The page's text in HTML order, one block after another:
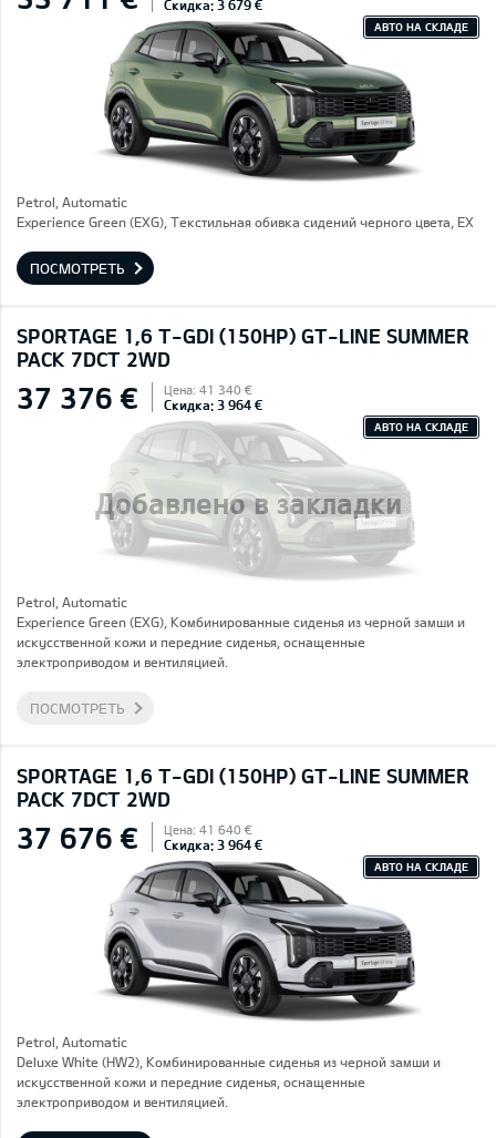
Скидка: 3 679 €
АВТО НА СКЛАДЕ
Petrol, Automatic
Experience Green (EXG), Текстильная обивка сидений черного цвета, EX
ПОСМОТРЕТЬ
SPORTAGE 1,6 T-GDI (150HP) GT-LINE SUMMER
PACK 7DCT 2WD
Добавлено в закладки
37 376 € Цена: 41 340 €
Скидка: 3 964 €
АВТО НА СКЛАДЕ
Petrol, Automatic
Experience Green (EXG), Комбинированные сиденья из черной замши и
искусственной кожи и передние сиденья, оснащенные
электроприводом и вентиляцией.
ПОСМОТРЕТЬ
SPORTAGE 1,6 T-GDI (150HP) GT-LINE SUMMER
PACK 7DCT 2WD
37 676 € Цена: 41 640 €
Скидка: 3 964 €
АВТО НА СКЛАДЕ
Petrol, Automatic
Deluxe White (HW2), Комбинированные сиденья из черной замши и
искусственной кожи и передние сиденья, оснащенные
электроприводом и вентиляцией.